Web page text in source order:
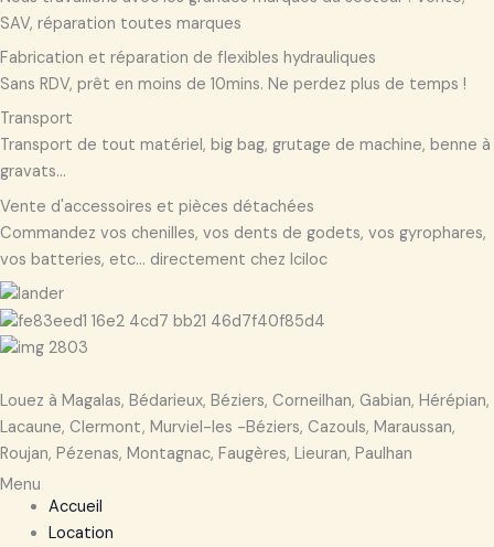
SAV, réparation toutes marques
Fabrication et réparation de flexibles hydrauliques
Sans RDV, prêt en moins de 10mins. Ne perdez plus de temps !
Transport
Transport de tout matériel, big bag, grutage de machine, benne à
gravats...
Vente d'accessoires et pièces détachées
Commandez vos chenilles, vos dents de godets, vos gyrophares,
vos batteries, etc... directement chez Iciloc
Louez à Magalas, Bédarieux, Béziers, Corneilhan, Gabian, Hérépian,
Lacaune, Clermont, Murviel-les -Béziers, Cazouls, Maraussan,
Roujan, Pézenas, Montagnac, Faugères, Lieuran, Paulhan
Menu
Accueil
Location